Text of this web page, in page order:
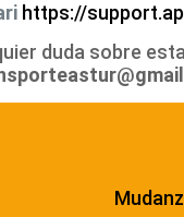
https://
duda sobre esta